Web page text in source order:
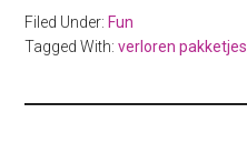
Filed Under:Fun
Tagged With:verloren pakketjes